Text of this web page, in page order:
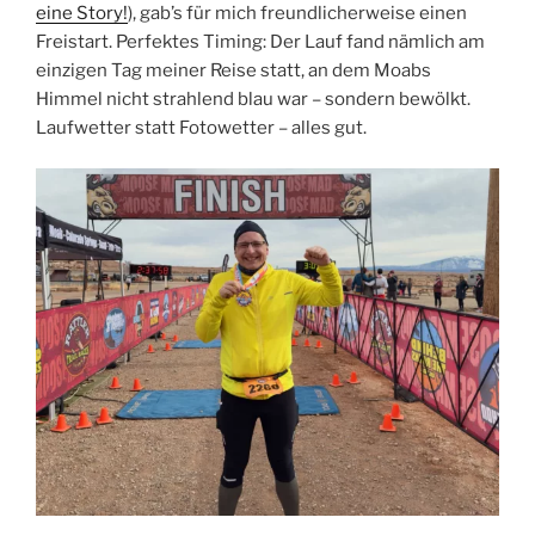
eine Story!), gab’s für mich freundlicherweise einen
Freistart. Perfektes Timing: Der Lauf fand nämlich am
einzigen Tag meiner Reise statt, an dem Moabs
Himmel nicht strahlend blau war – sondern bewölkt.
Laufwetter statt Fotowetter – alles gut.